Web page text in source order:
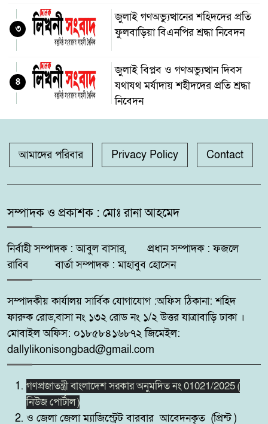
জুলাই গণঅভ্যুত্থানের শহিদদের প্রতি
ফুলবাড়িয়া বিএনপির শ্রদ্ধা নিবেদন
৩
জুলাই বিপ্লব ও গণঅভ্যুত্থান দিবস
যথাযথ মর্যাদায় শহীদদের প্রতি শ্রদ্ধা
নিবেদন
৪
উদ্ধার
৫
গঙ্গাচড়া থানায় মামলা না নেওয়ার
দাবিতে সংবাদ সম্মেলন
দুমকির আঙ্গারিয়ায় চেয়ারম্যান প্রার্থী
দেলোয়ার খানের মতবিনিময় সভা
৭
কুষ্টিয়ায় ‘ভিলেজ বয়েজ ক্লাব’র
উদ্যোগে মাদকবিরোধী ও
সচেতনতামূলক মিনি ফুটবল টুর্নামেন্ট
২০২৬ অনুষ্ঠিত
৮
সিলেট রেঞ্জের মধ্যে শ্রেষ্ট অফিসার
হিসেবে সম্মাননাপত্র গ্রহন করেন দিরাই
থানার ওসি মোঃ আমিনুল ইসলাম
৯
আমাদের পরিবার Privacy Policy Contact
সম্পাদক ও প্রকাশক : মোঃ রানা আহমেদ
নির্বাহী সম্পাদক : আবুল বাসার, প্রধান সম্পাদক : ফজলে
রাব্বি বার্তা সম্পাদক : মাহাবুব হোসেন
সম্পাদকীয় কার্যালয় সার্বিক যোগাযোগ :অফিস ঠিকানা: শহিদ
ফারুক রোড,বাসা নং ১৩২ রোড নং ১/২ উত্তর যাত্রাবাড়ি ঢাকা ।
মোবাইল অফিস: ০১৮৫৮৪১৬৮৭২ জিমেইল:
dallylikonisongbad@gmail.com
গণপ্রজাতন্ত্রী বাংলাদেশ সরকার অনুমদিত নং 01021/2025 (
নিউজ পোর্টাল )
ও জেলা জেলা ম্যাজিস্ট্রেট বারবার আবেদনকৃত (প্রিন্ট )